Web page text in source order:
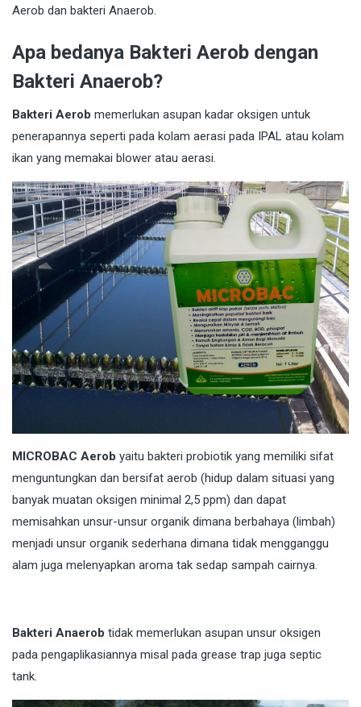
Aerob dan bakteri Anaerob.
Apa bedanya Bakteri Aerob dengan
Bakteri Anaerob?
Bakteri Aerob memerlukan asupan kadar oksigen untuk
penerapannya seperti pada kolam aerasi pada IPAL atau kolam
ikan yang memakai blower atau aerasi.
MICROBAC Aerob yaitu bakteri probiotik yang memiliki sifat
menguntungkan dan bersifat aerob (hidup dalam situasi yang
banyak muatan oksigen minimal 2,5 ppm) dan dapat
memisahkan unsur-unsur organik dimana berbahaya (limbah)
menjadi unsur organik sederhana dimana tidak mengganggu
alam juga melenyapkan aroma tak sedap sampah cairnya.
Bakteri Anaerob tidak memerlukan asupan unsur oksigen
pada pengaplikasiannya misal pada grease trap juga septic
tank.